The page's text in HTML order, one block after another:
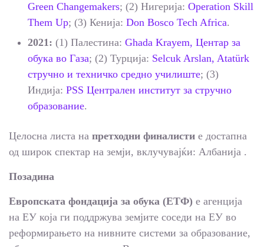
Green Changemakers; (2) Нигерија: Operation Skill
Them Up; (3) Кенија: Don Bosco Tech Africa.
2021: (1) Палестина: Ghada Krayem, Центар за
обука во Газа; (2) Турција: Selcuk Arslan, Atatürk
стручно и техничко средно училиште; (3)
Индија: PSS Централен институт за стручно
образование.
Целосна листа на претходни финалисти е достапна
од широк спектар на земји, вклучувајќи: Албанија .
Позадина
Европската фондација за обука (ЕТФ) е агенција
на ЕУ која ги поддржува земјите соседи на ЕУ во
реформирањето на нивните системи за образование,